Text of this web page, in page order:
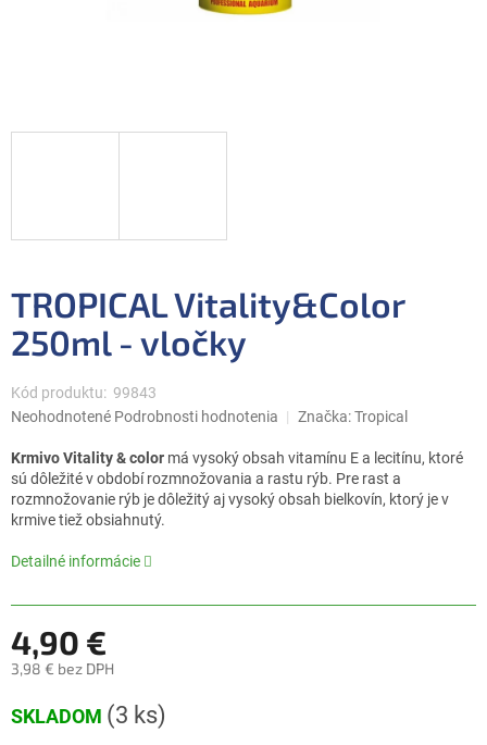
TROPICAL Vitality&Color
250ml - vločky
Kód produktu: 99843
Priemerné
produktu
je
0,0
z
hviezdičiek.
Neohodnotené Podrobnosti hodnotenia Značka:Tropical
Krmivo Vitality & color má vysoký obsah vitamínu E a lecitínu, ktoré
sú dôležité v období rozmnožovania a rastu rýb. Pre rast a
rozmnožovanie rýb je dôležitý aj vysoký obsah bielkovín, ktorý je v
krmive tiež obsiahnutý.
Detailné informácie
4,90 €
3,98 € bez DPH
cena:
SKLADOM (3 ks)